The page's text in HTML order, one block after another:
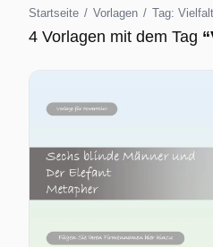
Startseite / Vorlagen / Tag:
4 Vorlagen mit dem Tag “